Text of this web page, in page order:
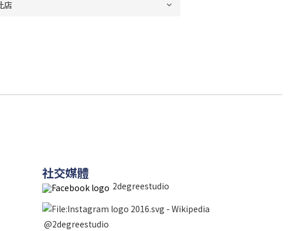
社交媒體
2degreestudio
@2degreestudio